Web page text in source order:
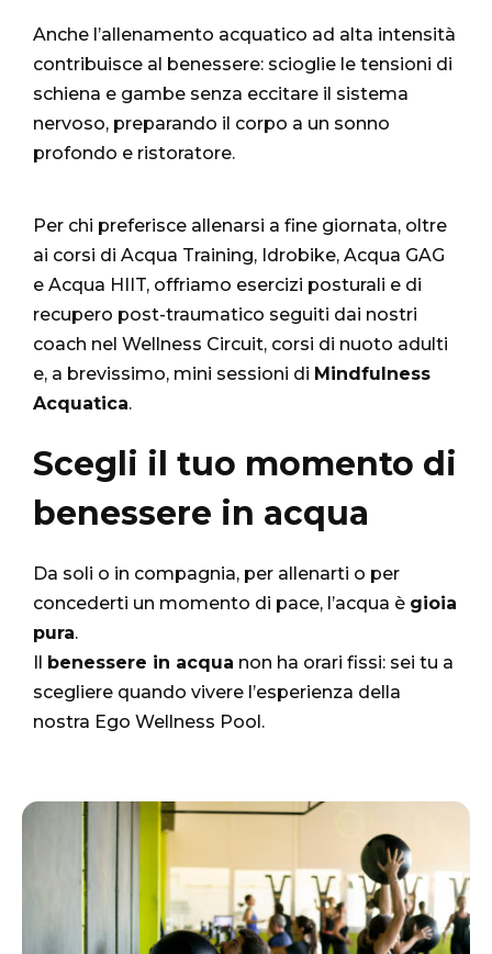
Anche l’allenamento acquatico ad alta intensità
contribuisce al benessere: scioglie le tensioni di
schiena e gambe senza eccitare il sistema
nervoso, preparando il corpo a un sonno
profondo e ristoratore.
Per chi preferisce allenarsi a fine giornata, oltre
ai corsi di Acqua Training, Idrobike, Acqua GAG
e Acqua HIIT, offriamo esercizi posturali e di
recupero post-traumatico seguiti dai nostri
coach nel Wellness Circuit, corsi di nuoto adulti
e, a brevissimo, mini sessioni di Mindfulness
Acquatica.
Scegli il tuo momento di
benessere in acqua
Da soli o in compagnia, per allenarti o per
concederti un momento di pace, l’acqua è gioia
pura.
Il benessere in acqua non ha orari fissi: sei tu a
scegliere quando vivere l’esperienza della
nostra Ego Wellness Pool.